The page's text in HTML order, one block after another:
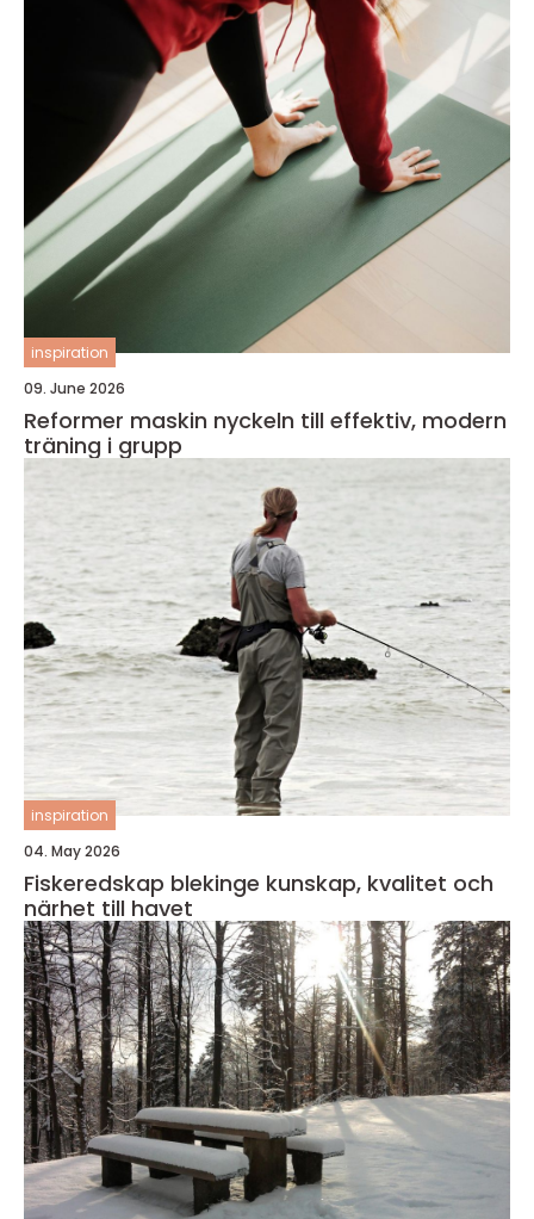
inspiration
09. June 2026
Reformer maskin nyckeln till effektiv, modern
träning i grupp
inspiration
04. May 2026
Fiskeredskap blekinge kunskap, kvalitet och
närhet till havet